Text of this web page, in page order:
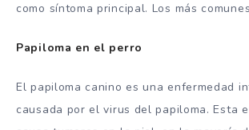
como síntoma principal. Los más
Papiloma en el perro
El papiloma canino es una enfermedad
causada por el virus del papiloma. Esta